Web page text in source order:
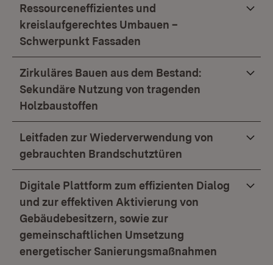
Ressourceneffizientes und
kreislaufgerechtes Umbauen –
Schwerpunkt Fassaden
Zirkuläres Bauen aus dem Bestand:
Sekundäre Nutzung von tragenden
Holzbaustoffen
Leitfaden zur Wiederverwendung von
gebrauchten Brandschutztüren
Digitale Plattform zum effizienten Dialog
und zur effektiven Aktivierung von
Gebäudebesitzern, sowie zur
gemeinschaftlichen Umsetzung
energetischer Sanierungsmaßnahmen